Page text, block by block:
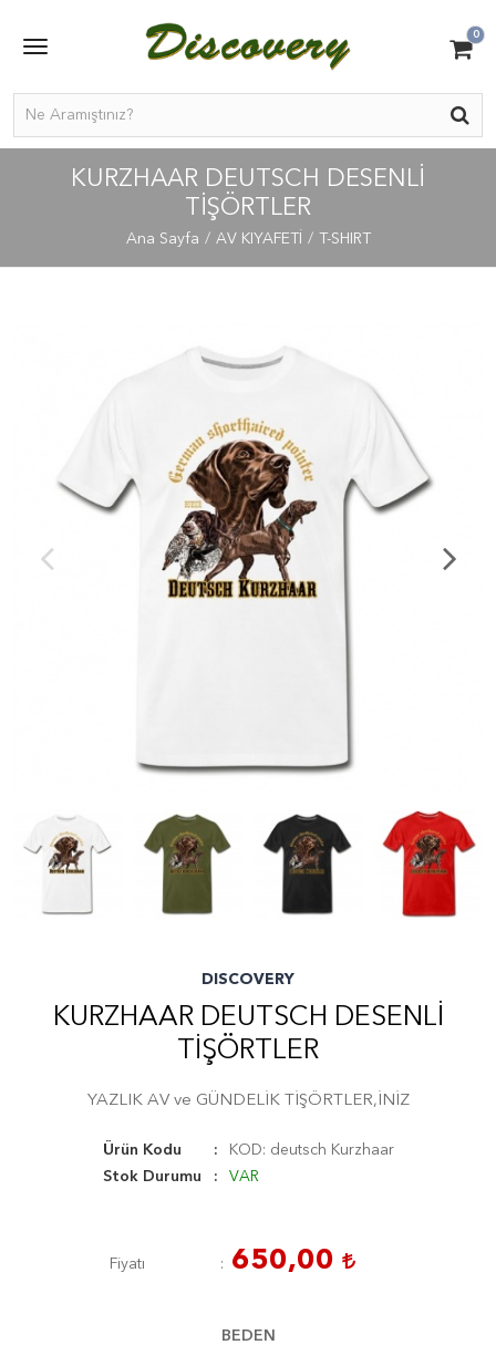
0
KURZHAAR DEUTSCH DESENLİ
TİŞÖRTLER
Ana Sayfa AV KIYAFETİ T-SHIRT
DISCOVERY
KURZHAAR DEUTSCH DESENLİ
TİŞÖRTLER
YAZLIK AV ve GÜNDELİK TİŞÖRTLER,İNİZ
Ürün Kodu
KOD: deutsch Kurzhaar
Stok Durumu
VAR
Fiyatı 650,00
BEDEN